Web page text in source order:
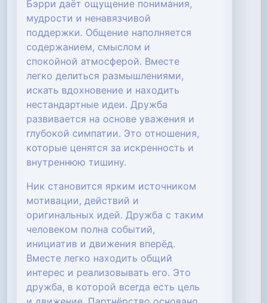
Бэрри даёт ощущение понимания,
мудрости и ненавязчивой
поддержки. Общение наполняется
содержанием, смыслом и
спокойной атмосферой. Вместе
легко делиться размышлениями,
искать вдохновение и находить
нестандартные идеи. Дружба
развивается на основе уважения и
глубокой симпатии. Это отношения,
которые ценятся за искренность и
внутреннюю тишину.
Ник становится ярким источником
мотивации, действий и
оригинальных идей. Дружба с таким
человеком полна событий,
инициатив и движения вперёд.
Вместе легко находить общий
интерес и реализовывать его. Это
дружба, в которой всегда есть цель